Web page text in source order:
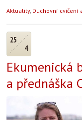
Aktuality, Duchovní cvičení
25
4
Ekumenická
a přednáška